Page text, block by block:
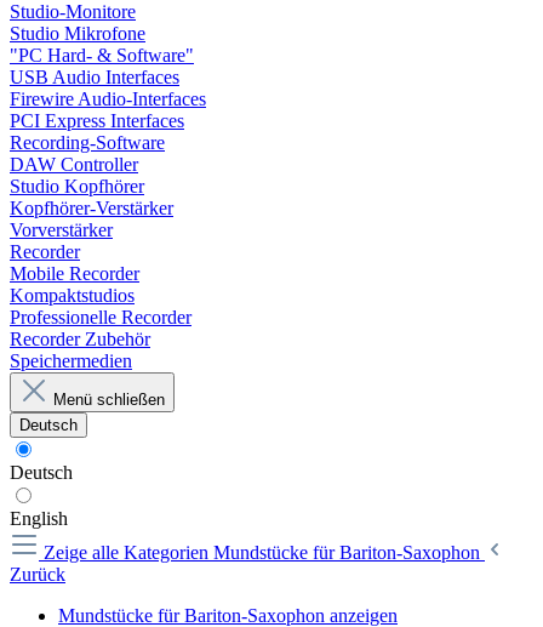
Studio-Monitore
Studio Mikrofone
"PC Hard- & Software"
USB Audio Interfaces
Firewire Audio-Interfaces
PCI Express Interfaces
Recording-Software
DAW Controller
Studio Kopfhörer
Kopfhörer-Verstärker
Vorverstärker
Recorder
Mobile Recorder
Kompaktstudios
Professionelle Recorder
Recorder Zubehör
Speichermedien
Menü schließen
Deutsch
Deutsch
English
Zeige alle Kategorien Mundstücke für Bariton-Saxophon
Zurück
Mundstücke für Bariton-Saxophon anzeigen